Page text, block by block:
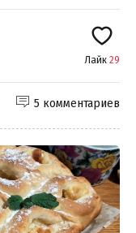
Лайк 29
5 комментариев